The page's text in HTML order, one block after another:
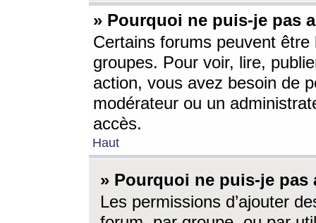
» Pourquoi ne puis-je pas
Certains forums peuvent être
groupes. Pour voir, lire,
action, vous avez besoin de
modérateur ou un
accès.
Haut
» Pourquoi ne puis-je
Les permissions d’ajouter